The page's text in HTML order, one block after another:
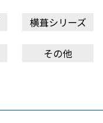
横葺シリーズ
その他